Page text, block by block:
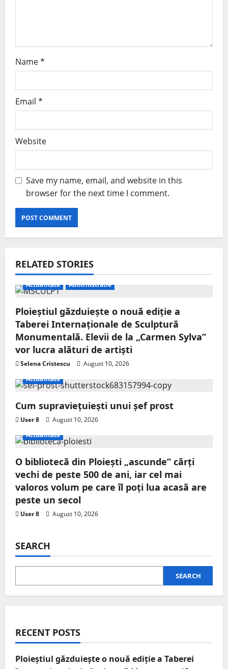
Name*
Email *
Website
Save my name, email, and website in this
browser for the next time I comment.
RELATED STORIES
Actualitate Administratie
Ploieștiul găzduiește o nouă ediție a
Taberei Internaționale de Sculptură
Monumentală. Elevii de la „Carmen Sylva”
vor lucra alături de artiști
Selena Cristescu
August 10, 2026
Actualitate
Cum supraviețuiești unui șef prost
User 8
August 10, 2026
Actualitate
O bibliotecă din Ploiești „ascunde” cărți
vechi de peste 500 de ani, iar cel mai
valoros volum pe care îl poți lua acasă are
peste un secol
User 8 August 10, 2026
SEARCH
SEARCH
RECENT POSTS
Ploieștiul găzduiește o nouă ediție a Taberei